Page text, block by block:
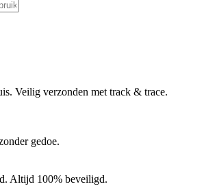
Veilig verzonden met track & trace.
gedoe.
Altijd 100% beveiligd.